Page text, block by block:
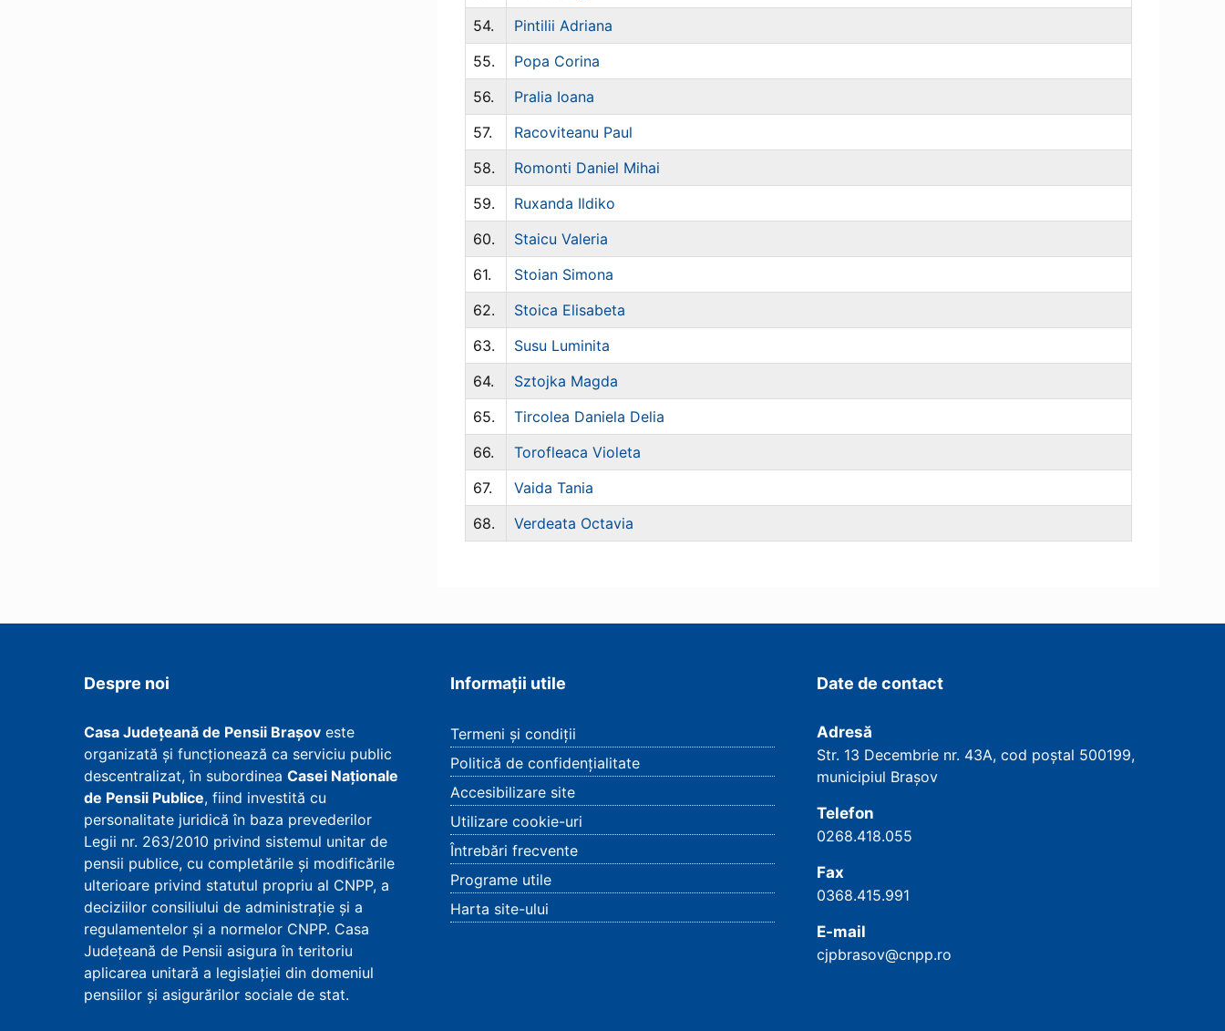
54.
Pintilii Adriana
55.
Popa Corina
56.
Pralia Ioana
57.
Racoviteanu Paul
58.
Romonti Daniel Mihai
59.
Ruxanda Ildiko
60.
Staicu Valeria
61.
Stoian Simona
62.
Stoica Elisabeta
63.
Susu Luminita
64.
Sztojka Magda
65.
Tircolea Daniela Delia
66.
Torofleaca Violeta
67.
Vaida Tania
68.
Verdeata Octavia
Despre noi
Casa Județeană de Pensii Brașov este
organizată și funcționează ca serviciu public
descentralizat, în subordinea Casei Naționale
de Pensii Publice, fiind investită cu
personalitate juridică în baza prevederilor
Legii nr. 263/2010 privind sistemul unitar de
pensii publice, cu completările și modificările
ulterioare privind statutul propriu al CNPP, a
deciziilor consiliului de administrație și a
regulamentelor și a normelor CNPP. Casa
Județeană de Pensii asigura în teritoriu
aplicarea unitară a legislației din domeniul
pensiilor și asigurărilor sociale de stat.
Informații utile
Termeni și condiții
Politică de confidențialitate
Accesibilizare site
Utilizare cookie-uri
Întrebări frecvente
Programe utile
Harta site-ului
Date de contact
Adresă
Str. 13 Decembrie nr. 43A, cod poștal 500199,
municipiul Brașov
Telefon
0268.418.055
Fax
0368.415.991
E-mail
cjpbrasov@cnpp.ro